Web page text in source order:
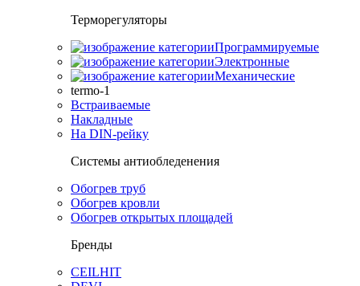
Терморегуляторы
Программируемые
Электронные
Механические
termo-1
Встраиваемые
Накладные
На DIN-рейку
Системы антиобледенения
Обогрев труб
Обогрев кровли
Обогрев открытых площадей
Бренды
CEILHIT